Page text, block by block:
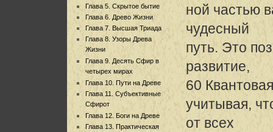
Глава 5. Скрытое бытие
Глава 6. Древо Жизни
Глава 7. Высшая Триада
Глава 8. Узоры Древа
Жизни
Глава 9. Десять Сфир в
четырех мирах
Глава 10. Пути на Древе
Глава 11. Субъективные
Сфирот
Глава 12. Боги на Древе
Глава 13. Практическая
ной частью
чудесный
путь. Это
развитие,
60
учитывая,
от всех